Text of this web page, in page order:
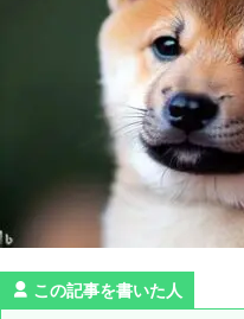
この記事を書いた人